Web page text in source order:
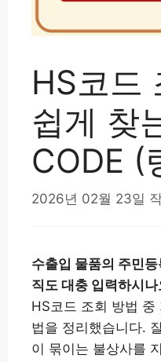
HS코드
쉽게 찾
CODE (
2026년 02월 23일
수출입 물품의 주민
직도 대충 입력하시나
HS코드 조회 방법 중
법을 정리했습니다.
이 묶이는 불상사를